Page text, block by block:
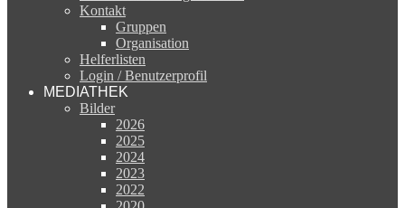
Kontakt
Gruppen
Organisation
Helferlisten
Login / Benutzerprofil
MEDIATHEK
Bilder
2026
2025
2024
2023
2022